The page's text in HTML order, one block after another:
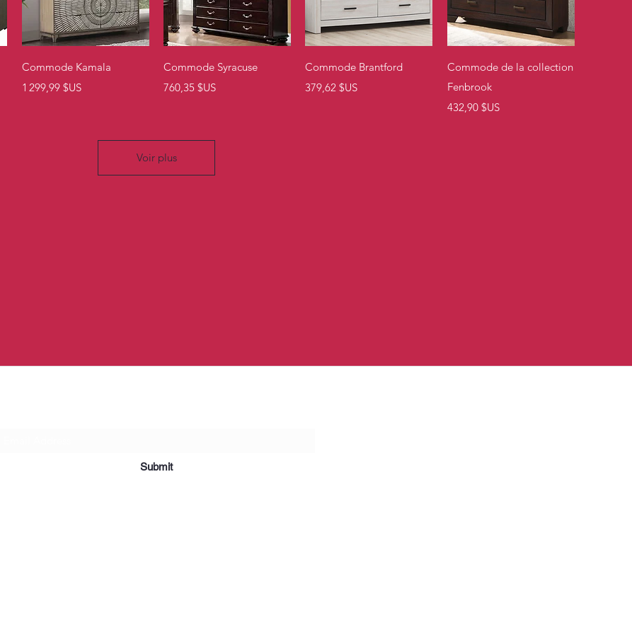
Aperçu rapide
Commode Kamala
Prix
1 299,99 $US
Aperçu rapide
Commode Syracuse
Prix
760,35 $US
Aperçu rapide
Commode Brantford
Prix
379,62 $US
Aperçu rapide
Commode de la collection
Fenbrook
Prix
432,90 $US
Voir plus
Submit